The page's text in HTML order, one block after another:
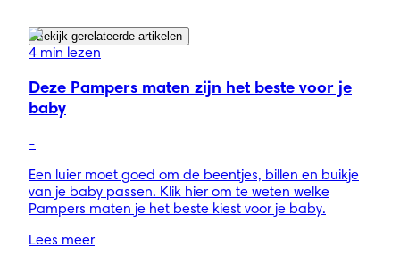
Bekijk gerelateerde artikelen
4 min lezen
Deze Pampers maten zijn het beste voor je
baby
-
Een luier moet goed om de beentjes, billen en buikje
van je baby passen. Klik hier om te weten welke
Pampers maten je het beste kiest voor je baby.
Lees meer